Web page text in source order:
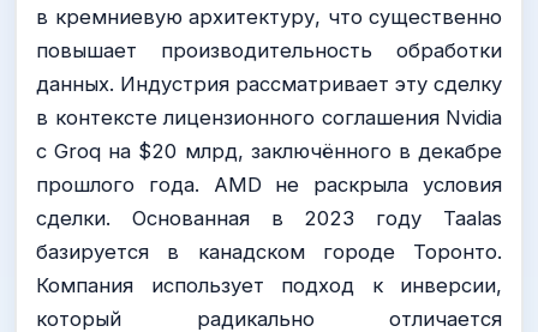
в кремниевую архитектуру, что существенно
повышает производительность обработки
данных. Индустрия рассматривает эту сделку
в контексте лицензионного соглашения Nvidia
с Groq на $20 млрд, заключённого в декабре
прошлого года. AMD не раскрыла условия
сделки. Основанная в 2023 году Taalas
базируется в канадском городе Торонто.
Компания использует подход к инверсии,
который радикально отличается